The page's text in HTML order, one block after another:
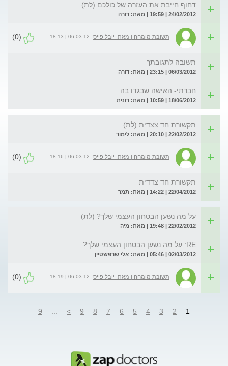
דחוף חייבת את העזרה של כולכם (לת)
24/02/2012 | 19:59 | מאת: דורה
תשובת מומחה | מאת: יובל פייס 06.03.12 | 18:13
(0)
תשובה לתגובתך
06/03/2012 | 23:15 | מאת: דורה
חברתי- האישה שבגדו בה
18/06/2012 | 10:59 | מאת: רונית
תקשורת חד צצדית (לת)
22/02/2012 | 20:10 | מאת: לימור
תשובת מומחה | מאת: יובל פייס 06.03.12 | 18:16
(0)
תקשורת חד צדדית
22/04/2012 | 14:22 | מאת: תמר
על מה נשען הבטחון העצמי שלך? (לת)
22/02/2012 | 19:48 | מאת: מיה
RE: על מה נשען הבטחון העצמי שלך?
02/03/2012 | 05:46 | מאת: אלי שרפשטיין
תשובת מומחה | מאת: יובל פייס 06.03.12 | 18:19
(0)
1
2
3
4
5
6
7
8
9
>
9